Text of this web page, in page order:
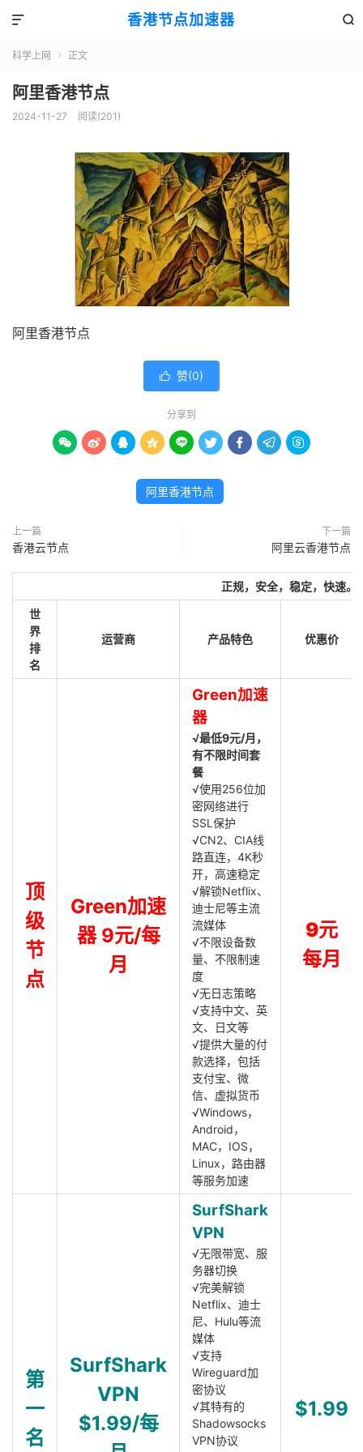
香港节点加速器 

科学上网  正文
阿里香港节点
2024-11-27 阅读(201)
阿里香港节点
 赞(0)
分享到
        
阿里香港节点
上一篇
香港云节点
下一篇
阿里云香港节点
正规，安全，稳定，快速。
世
界
排
名
运营商 产品特色 优惠价
顶
级
节
点
Green加速
器 9元/每
月
Green加速
器
√最低9元/月，
有不限时间套
餐
√使用256位加
密网络进行
SSL保护
√CN2、CIA线
路直连，4K秒
开，高速稳定
√解锁Netflix、
迪士尼等主流
流媒体
√不限设备数
量、不限制速
度
√无日志策略
√支持中文、英
文、日文等
√提供大量的付
款选择，包括
支付宝、微
信、虚拟货币
√Windows，
Android，
MAC，IOS，
Linux，路由器
等服务加速
9元
每月
第
一
名
SurfShark
VPN
$1.99/每
SurfShark
VPN
√无限带宽、服
务器切换
√完美解锁
Netflix、迪士
尼、Hulu等流
媒体
√支持
Wireguard加
密协议
√其特有的
Shadowsocks
VPN协议
$1.99